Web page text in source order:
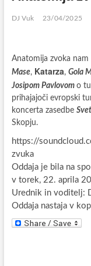
DJ Vuk 23/04/2025
Anatomija zvoka nam
Mase, Katarza, Gola
Josipom Pavlovom o
prihajajoči evropski
koncerta zasedbe
Skopju.
https://
zvuka
Oddaja je bila na
v torek, 22. aprila
Urednik in voditelj:
Oddaja nastaja v